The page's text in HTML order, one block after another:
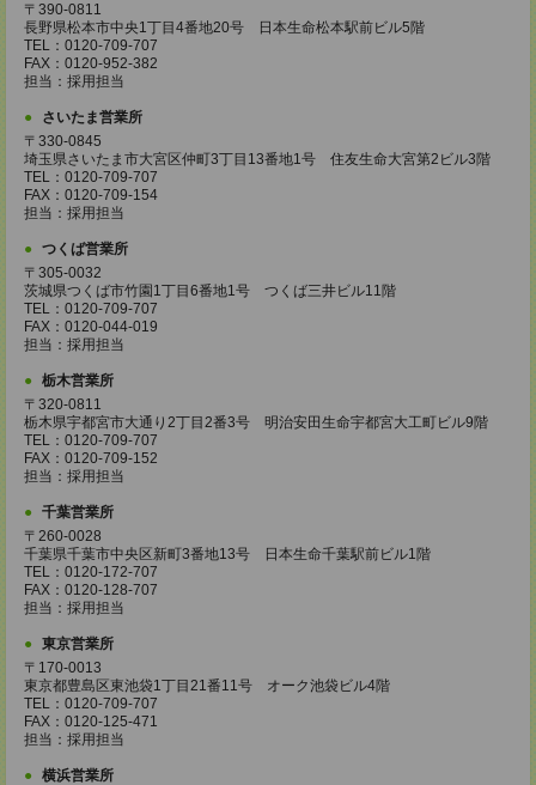
〒390-0811
長野県松本市中央1丁目4番地20号 日本生命松本駅前ビル5階
TEL：0120-709-707
FAX：0120-952-382
担当：採用担当
さいたま営業所
〒330-0845
埼玉県さいたま市大宮区仲町3丁目13番地1号 住友生命大宮第2ビル3階
TEL：0120-709-707
FAX：0120-709-154
担当：採用担当
つくば営業所
〒305-0032
茨城県つくば市竹園1丁目6番地1号 つくば三井ビル11階
TEL：0120-709-707
FAX：0120-044-019
担当：採用担当
栃木営業所
〒320-0811
栃木県宇都宮市大通り2丁目2番3号 明治安田生命宇都宮大工町ビル9階
TEL：0120-709-707
FAX：0120-709-152
担当：採用担当
千葉営業所
〒260-0028
千葉県千葉市中央区新町3番地13号 日本生命千葉駅前ビル1階
TEL：0120-172-707
FAX：0120-128-707
担当：採用担当
東京営業所
〒170-0013
東京都豊島区東池袋1丁目21番11号 オーク池袋ビル4階
TEL：0120-709-707
FAX：0120-125-471
担当：採用担当
横浜営業所